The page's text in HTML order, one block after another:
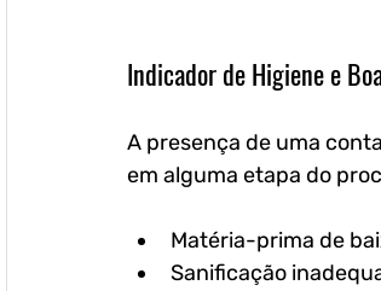
Indicador de Higiene e
A presença de uma
em alguma etapa do
Matéria-prima de
Sanificação